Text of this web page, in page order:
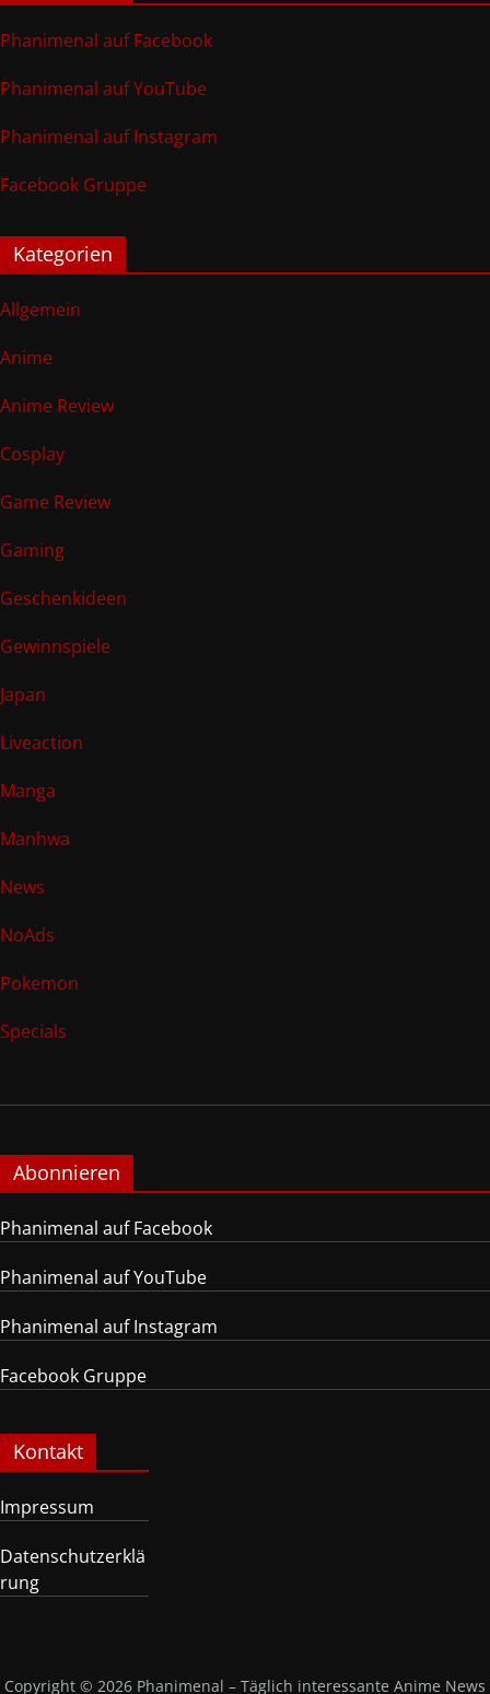
Phanimenal auf Facebook
Phanimenal auf YouTube
Phanimenal auf Instagram
Facebook Gruppe
Kategorien
Allgemein
Anime
Anime Review
Cosplay
Game Review
Gaming
Geschenkideen
Gewinnspiele
Japan
Liveaction
Manga
Manhwa
News
NoAds
Pokemon
Specials
Abonnieren
Phanimenal auf Facebook
Phanimenal auf YouTube
Phanimenal auf Instagram
Facebook Gruppe
Kontakt
Impressum
Datenschutzerklä
rung
Copyright © 2026 Phanimenal – Täglich interessante Anime News